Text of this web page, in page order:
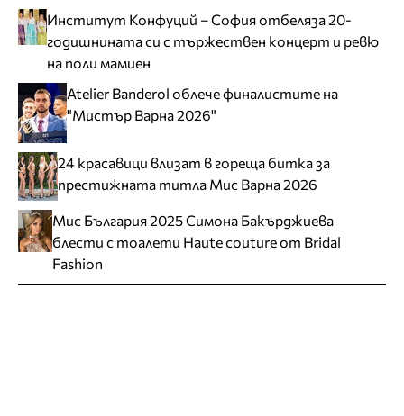
Институт Конфуций – София отбеляза 20-
годишнината си с тържествен концерт и ревю
на поли мамиен
Atelier Banderol облече финалистите на
"Мистър Варна 2026"
24 красавици влизат в гореща битка за
престижната титла Мис Варна 2026
Мис България 2025 Симона Бакърджиева
блести с тоалети Haute couture от Bridal
Fashion